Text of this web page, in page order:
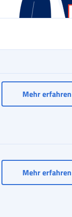
Mehr erfahren
Mehr erfahren